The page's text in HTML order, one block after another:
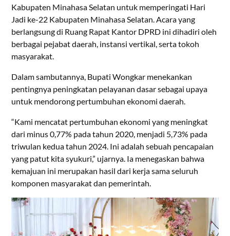
Kabupaten Minahasa Selatan untuk memperingati Hari
Jadi ke-22 Kabupaten Minahasa Selatan. Acara yang
berlangsung di Ruang Rapat Kantor DPRD ini dihadiri oleh
berbagai pejabat daerah, instansi vertikal, serta tokoh
masyarakat.
Dalam sambutannya, Bupati Wongkar menekankan
pentingnya peningkatan pelayanan dasar sebagai upaya
untuk mendorong pertumbuhan ekonomi daerah.
“Kami mencatat pertumbuhan ekonomi yang meningkat
dari minus 0,77% pada tahun 2020, menjadi 5,73% pada
triwulan kedua tahun 2024. Ini adalah sebuah pencapaian
yang patut kita syukuri,” ujarnya. Ia menegaskan bahwa
kemajuan ini merupakan hasil dari kerja sama seluruh
komponen masyarakat dan pemerintah.